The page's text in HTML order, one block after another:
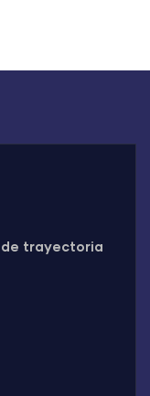
de trayectoria